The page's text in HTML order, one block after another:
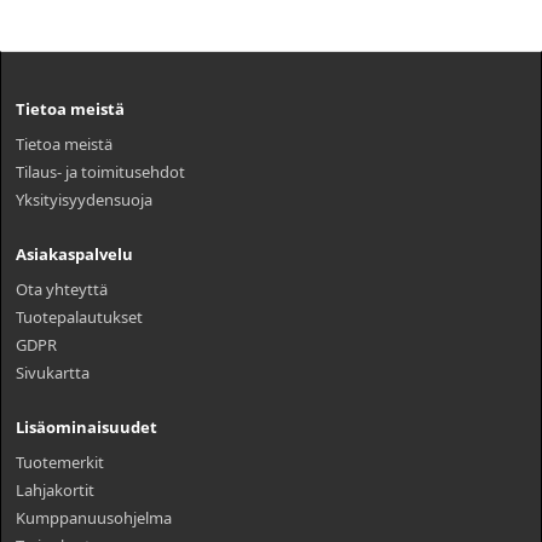
Tietoa meistä
Tietoa meistä
Tilaus- ja toimitusehdot
Yksityisyydensuoja
Asiakaspalvelu
Ota yhteyttä
Tuotepalautukset
GDPR
Sivukartta
Lisäominaisuudet
Tuotemerkit
Lahjakortit
Kumppanuusohjelma